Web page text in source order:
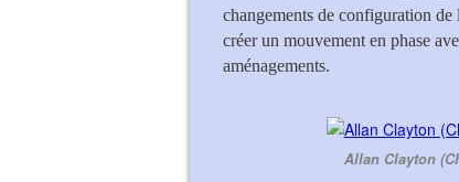
changements de configuration
créer un mouvement en phase
aménagements.
Allan Clayton